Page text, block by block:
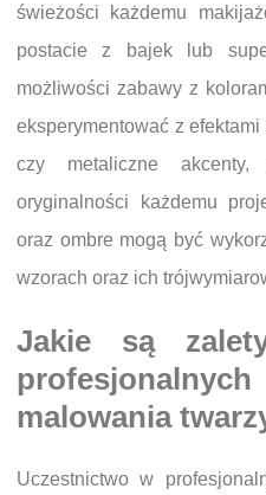
świeżości każdemu
postacie z bajek lub
możliwości zabawy z
eksperymentować z
czy metaliczne
oryginalności każdemu
oraz ombre mogą być
wzorach oraz ich
Jakie są
malowania
Uczestnictwo w